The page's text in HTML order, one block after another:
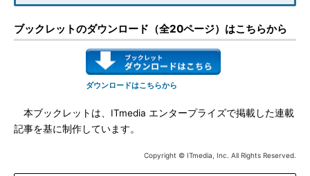
ブックレットのダウンロード（全20ページ）はこちらから
ダウンロードはこちらから
本ブックレットは、ITmedia エンタープライズで掲載した連載
記事を基に制作しています。
Copyright © ITmedia, Inc. All Rights Reserved.